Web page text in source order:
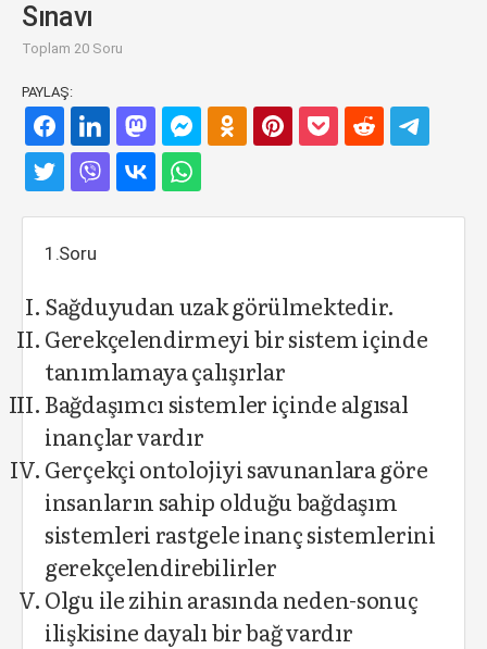
Sınavı
Toplam 20 Soru
PAYLAŞ:
1.Soru
Sağduyudan uzak görülmektedir.
Gerekçelendirmeyi bir sistem içinde
tanımlamaya çalışırlar
Bağdaşımcı sistemler içinde algısal
inançlar vardır
Gerçekçi ontolojiyi savunanlara göre
insanların sahip olduğu bağdaşım
sistemleri rastgele inanç sistemlerini
gerekçelendirebilirler
Olgu ile zihin arasında neden-sonuç
ilişkisine dayalı bir bağ vardır